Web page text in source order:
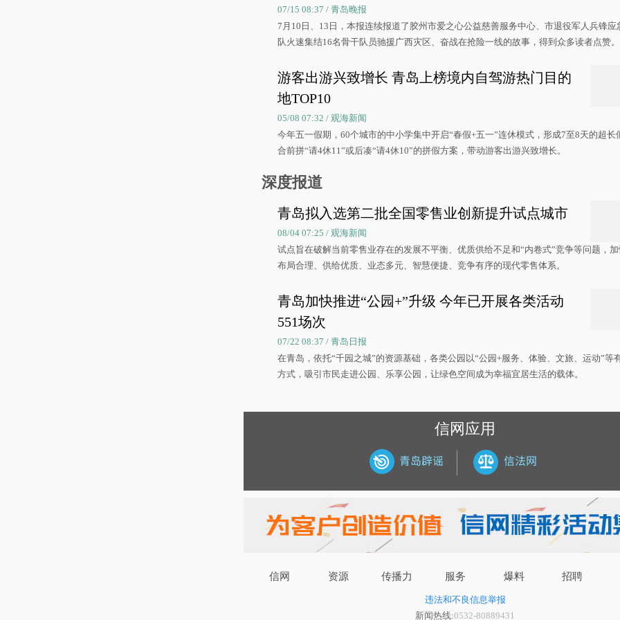
07/15 08:37 / 青岛晚报
7月10日、13日，本报连续报道了胶州市爱之心公益慈善服务中心、市退役军人兵锋应
队火速集结16名骨干队员驰援广西灾区、奋战在抢险一线的故事，得到众多读者点赞。
游客出游兴致增长 青岛上榜境内自驾游热门目的
地TOP10
05/08 07:32 / 观海新闻
今年五一假期，60个城市的中小学集中开启“春假+五一”连休模式，形成7至8天的超长
合前拼“请4休11”或后凑“请4休10”的拼假方案，带动游客出游兴致增长。
深度报道
青岛拟入选第二批全国零售业创新提升试点城市
08/04 07:25 / 观海新闻
试点旨在破解当前零售业存在的发展不平衡、优质供给不足和“内卷式”竞争等问题，
布局合理、供给优质、业态多元、智慧便捷、竞争有序的现代零售体系。
青岛加快推进“公园+”升级 今年已开展各类活动
551场次
07/22 08:37 / 青岛日报
在青岛，依托“千园之城”的资源基础，各类公园以“公园+服务、体验、文旅、运动”等
方式，吸引市民走进公园、乐享公园，让绿色空间成为幸福宜居生活的载体。
信网应用
信网 资源 传播力 服务 爆料 招聘
违法和不良信息举报
新闻热线:0532-80889431